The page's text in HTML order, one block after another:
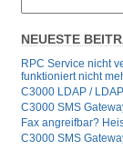
NEUESTE
RPC Service nicht
funktioniert nicht
C3000 LDAP /
C3000 SMS
Fax angreifbar?
C3000 SMS